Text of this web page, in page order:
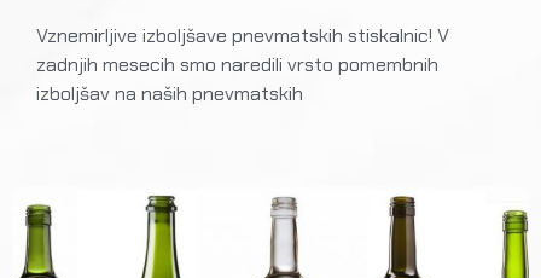
Vznemirljive izboljšave pnevmatskih stiskalnic! V
zadnjih mesecih smo naredili vrsto pomembnih
izboljšav na naših pnevmatskih